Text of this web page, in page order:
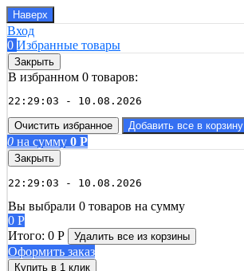
Наверх
Вход
0 Избранные товары
Закрыть
В избранном 0 товаров:
22:29:03 - 10.08.2026
Очистить избранное Добавить все в корзину
0 на сумму 0 Р
Закрыть
22:29:03 - 10.08.2026
Вы выбрали 0 товаров на сумму
0 Р
Итого: 0 Р Удалить все из корзины
Оформить заказ
Купить в 1 клик